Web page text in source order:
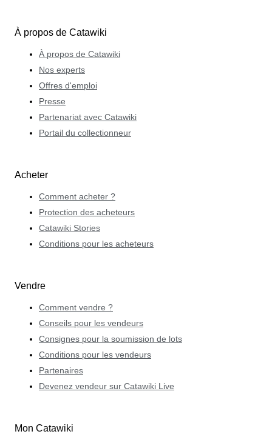
À propos de Catawiki
À propos de Catawiki
Nos experts
Offres d'emploi
Presse
Partenariat avec Catawiki
Portail du collectionneur
Acheter
Comment acheter ?
Protection des acheteurs
Catawiki Stories
Conditions pour les acheteurs
Vendre
Comment vendre ?
Conseils pour les vendeurs
Consignes pour la soumission de lots
Conditions pour les vendeurs
Partenaires
Devenez vendeur sur Catawiki Live
Mon Catawiki